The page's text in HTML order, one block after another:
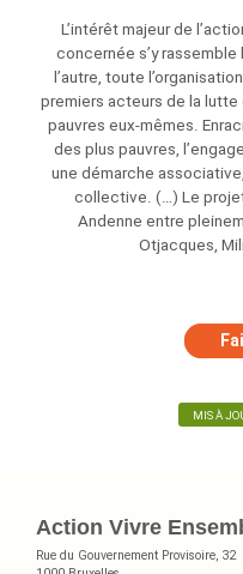
L’intérêt majeur de
concernée s’y
l’autre, toute
premiers acteurs de la
pauvres eux-mêmes.
des plus pauvres,
une démarche
collective. (…) Le
Andenne entre
Otjacques,
MIS À
Action Vivre
Rue du Gouvernement Provisoire, 32